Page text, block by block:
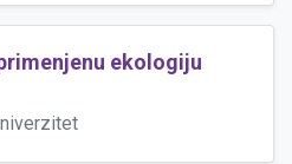
ekologiju